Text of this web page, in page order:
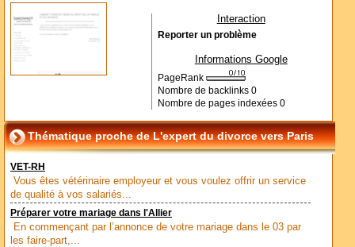
Interaction
Reporter un problème
Informations Google
PageRank
Nombre de backlinks 0
Nombre de pages indexées 0
Thématique proche de L'expert du divorce vers Paris
VET-RH
Vous êtes vétérinaire employeur et vous voulez offrir un service
de qualité à vos salariés...
Préparer votre mariage dans l'Allier
En commençant par l’annonce de votre mariage dans le 03 par
les faire-part,...